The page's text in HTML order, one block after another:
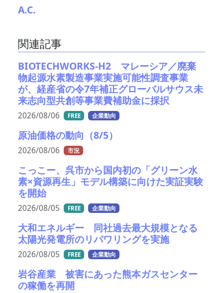
A.C.
関連記事
BIOTECHWORKS-H2 マレーシア／廃棄
物起源水素製造事業実施可能性調査事業
が、経産省の令7年補正グローバルサウス未
来志向型共創等事業費補助金に採択
2026/08/06 FREE 企業動向
原油価格の動向（8/5）
2026/08/06 市況
こっこー、呉市から国内初の「グリーン水
素×資源再生」モデル構築に向けた実証実験
を開始
2026/08/05 FREE 企業動向
大和エネルギー 同社過去最大規模となる
太陽光発電所のリパワリングを実施
2026/08/05 FREE 企業動向
岩谷産業 被害にあった熊本ガスセンター
の稼働を再開